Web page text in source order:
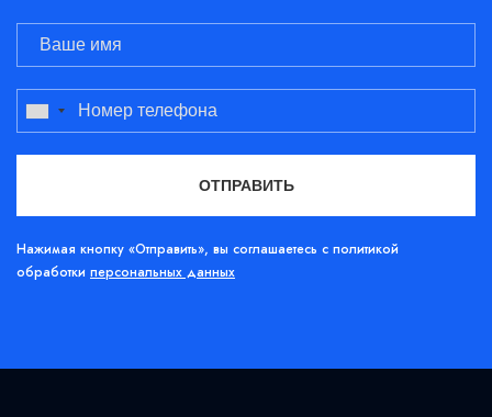
Нажимая кнопку «Отправить», вы соглашаетесь с политикой
обработки персональных данных